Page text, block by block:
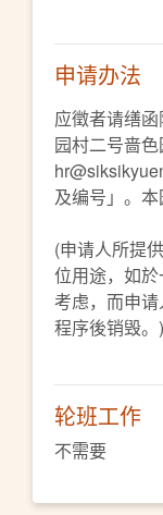
申请办法
应徵者请缮
园村二号啬
及编号」。本
(申请人所提
位用途，如
考虑，而申
程序後销毁。)
轮班工作
不需要